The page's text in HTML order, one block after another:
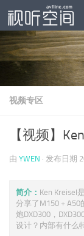
跳至内容
视频专区
【视频】
由 YWEN · 发布日期
简介： Ken Kreisel
分享了M150 +
炮DXD300，
设计？内部有什么